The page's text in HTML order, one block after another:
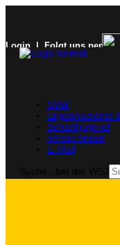
Login | Folgt uns per
SVW
Ergebnisdienst
Schachjugend
Verein finden
E-Mail